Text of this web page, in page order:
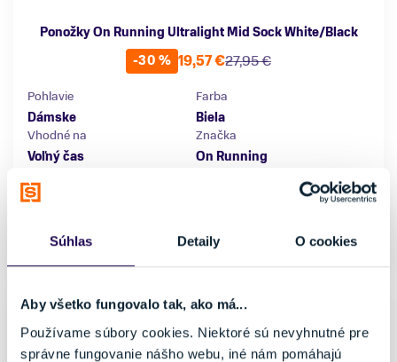
Súhlas Detaily O cookies
Aby všetko fungovalo tak, ako má...
Používame súbory cookies. Niektoré sú nevyhnutné pre
správne fungovanie nášho webu, iné nám pomáhajú
Ponožky On Running Ultralight Mid Sock White/Black
-30 %
27,95 €
19,57 €
Pohlavie
Dámske
Farba
Biela
Vhodné na
Voľný čas
Značka
On Running
Veľkosť
Posledný kus skladom